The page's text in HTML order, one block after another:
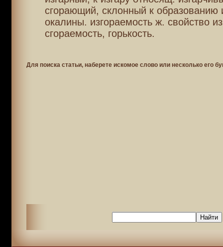
сгорающий, склонный к образованию
окалины. изгораемость ж. свойство
сгораемость, горькость.
Для поиска статьи, наберете искомое слово или несколько его